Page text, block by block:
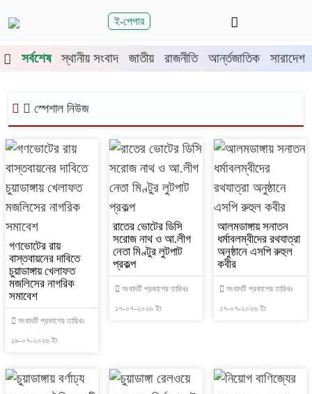
ই-পেপার
শিরোনাম
চুয়াডাঙ্গা-মেহেরপুরে জামায়াতের গণমিছিল
গাছ প্রায় ৫ লাখে নিলামে বিক্রি
প্রশাসনে অনুপ্রবেশ ঠেকাতে কঠোর হচ্ছে
সরকার
জীবননগর উপজেলা আইনশৃঙ্খলা কমিটির
সভা
চুয়াডাঙ্গায় লিগ্যাল এইড কমিটির সভায়
সিনিয়র জেলা জজ রফিকুল ইসলাম
সর্বশেষ স্থানীয় সংবাদ জাতীয় রাজনীতি আর্ন্তজাতিক সারাদেশ
স্পেশাল নিউজ
গণভোটের রায়
বাস্তবায়নের দাবিতে
চুয়াডাঙ্গায় খেলাফত
মজলিসের নাগরিক
সমাবেশ
সংবাদটি প্রকাশের তারিখঃ
১৯-০৭-২০২৬ ইং
রাতের ভোটের ডিসি
সরোজ নাথ ও আ.লীগ
নেতা মিণ্টুর লুটপাট
প্রকল্প
সংবাদটি প্রকাশের তারিখঃ
১৭-০৭-২০২৬ ইং
আলমডাঙ্গায় সনাতন
ধর্মাবলম্বীদের রথযাত্রা
অনুষ্ঠানে এসপি রুহুল
কবীর
সংবাদটি প্রকাশের তারিখঃ
১৭-০৭-২০২৬ ইং